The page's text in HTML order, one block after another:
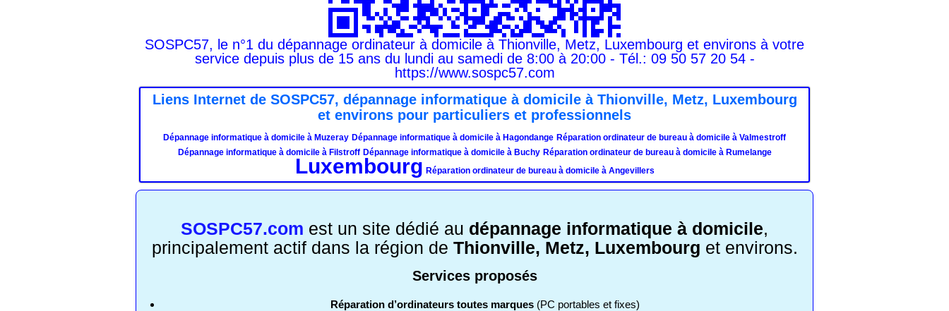
SOSPC57, le n°1 du dépannage ordinateur à domicile à Thionville, Metz, Luxembourg et environs à votre
service depuis plus de 15 ans du lundi au samedi de 8:00 à 20:00 - Tél.: 09 50 57 20 54 -
https://www.sospc57.com
Liens Internet de SOSPC57, dépannage informatique à domicile à Thionville, Metz, Luxembourg
et environs pour particuliers et professionnels
Dépannage informatique à domicile à Muzeray Dépannage informatique à domicile à Hagondange Réparation ordinateur de bureau à domicile à Valmestroff
Dépannage informatique à domicile à Filstroff Dépannage informatique à domicile à Buchy Réparation ordinateur de bureau à domicile à Rumelange
Luxembourg Réparation ordinateur de bureau à domicile à Angevillers
SOSPC57.com est un site dédié au dépannage informatique à domicile,
principalement actif dans la région de Thionville, Metz, Luxembourg et environs.
Services proposés
Réparation d’ordinateurs toutes marques (PC portables et fixes)